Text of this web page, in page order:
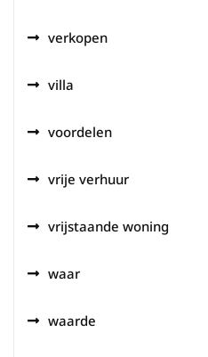
verkopen
villa
voordelen
vrije verhuur
vrijstaande woning
waar
waarde